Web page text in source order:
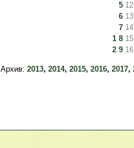
5 12
6 13
7 14
1 8 15
2 9 16
Архив:2013,2014,2015,2016,2017,